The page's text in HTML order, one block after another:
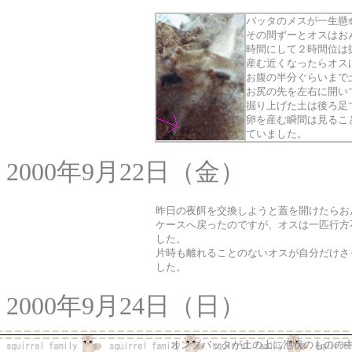
バッタのメスが一生
その間ずーとオスは
時間にして２時間位
産む近くなったらオ
お腹の半分ぐらいま
お尻の先を左右に開
掘り上げた土は後ろ
卵を産む瞬間は見る
ていました。
2000年9月22日（金）
昨日の夜餌を交換しようと蓋を開けたら
ケースへ戻ったのですが、オスは一匹行
した。
片時も離れることのないオスが自分だけ
した。
2000年9月24日（日）
オンブバッタが土の上に泡状のものの